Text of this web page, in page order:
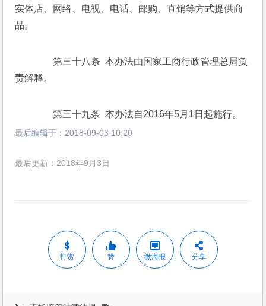
实体店、网络、电视、电话、邮购、直销等方式提供商
品。
第三十八条  本办法由国家工商行政管理总局负
责解释。
第三十九条  本办法自2016年5月1日起施行。
最后编辑于： 2018-09-03 10:20
最后更新：2018年9月3日
打赏 赞 微海报 分享